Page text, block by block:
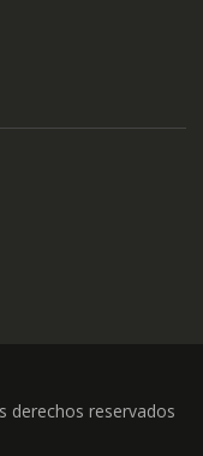
derechos reservados